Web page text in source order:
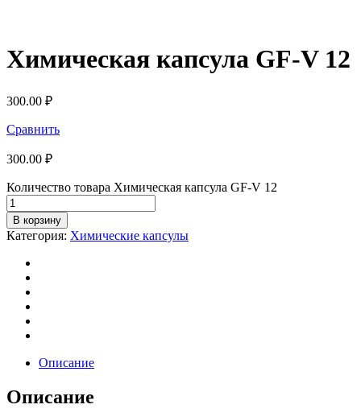
Химическая капсула GF-V 12
300.00 ₽
Сравнить
300.00 ₽
Количество товара Химическая капсула GF-V 12
В корзину
Категория: Химические капсулы
Описание
Описание